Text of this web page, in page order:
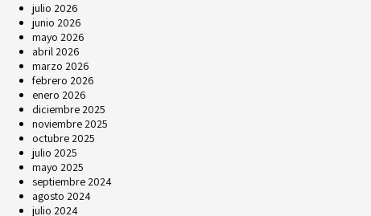
julio 2026
junio 2026
mayo 2026
abril 2026
marzo 2026
febrero 2026
enero 2026
diciembre 2025
noviembre 2025
octubre 2025
julio 2025
mayo 2025
septiembre 2024
agosto 2024
julio 2024